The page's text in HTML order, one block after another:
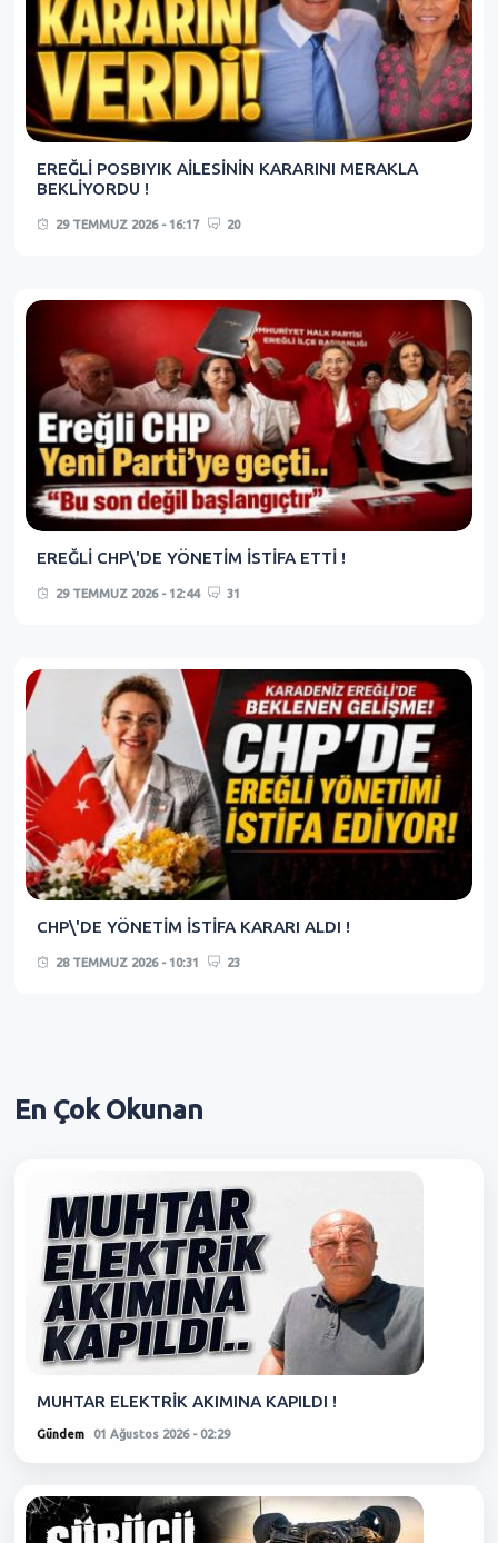
EREĞLİ POSBIYIK AİLESİNİN KARARINI MERAKLA
BEKLİYORDU !
29 TEMMUZ 2026 - 16:17 20
EREĞLİ CHP\'DE YÖNETİM İSTİFA ETTİ !
29 TEMMUZ 2026 - 12:44 31
CHP\'DE YÖNETİM İSTİFA KARARI ALDI !
28 TEMMUZ 2026 - 10:31 23
En ÇokOkunan
MUHTAR ELEKTRİK AKIMINA KAPILDI !
Gündem 01 Ağustos 2026 - 02:29